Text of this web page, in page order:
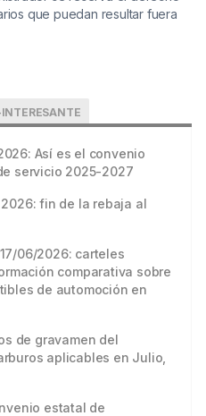
que puedan resultar fuera
Así es el convenio
servicio 2025-2027
fin de la rebaja al
06/2026: carteles
comparativa sobre
de automoción en
de gravamen del
aplicables en Julio,
estatal de